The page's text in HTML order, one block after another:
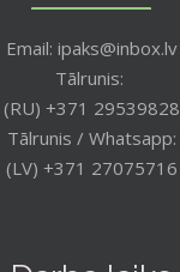
Email: ipaks@inbox.lv
Tālrunis:
(RU) +371 29539828
Tālrunis / Whatsapp:
(LV) +371 27075716